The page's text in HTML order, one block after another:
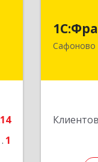
1
Сафоново
215500,
р-н,